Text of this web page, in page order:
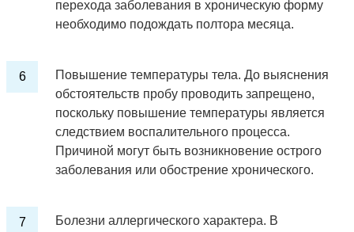
перехода заболевания в хроническую форму
необходимо подождать полтора месяца.
Повышение температуры тела. До выяснения
обстоятельств пробу проводить запрещено,
поскольку повышение температуры является
следствием воспалительного процесса.
Причиной могут быть возникновение острого
заболевания или обострение хронического.
Болезни аллергического характера. В